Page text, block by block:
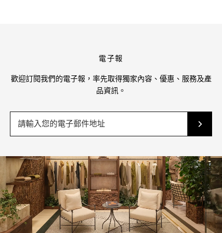
電子報
歡迎訂閱我們的電子報，率先取得獨家內容、優惠、服務及產
品資訊。